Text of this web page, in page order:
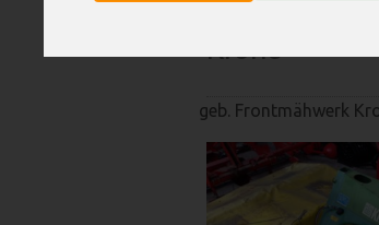
Krone
geb. Frontmähwerk